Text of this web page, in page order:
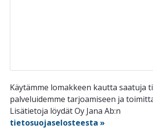
Käytämme lomakkeen kautta saatuja
palveluidemme tarjoamiseen ja
Lisätietoja löydät Oy Jana Ab:n
tietosuojaselosteesta »